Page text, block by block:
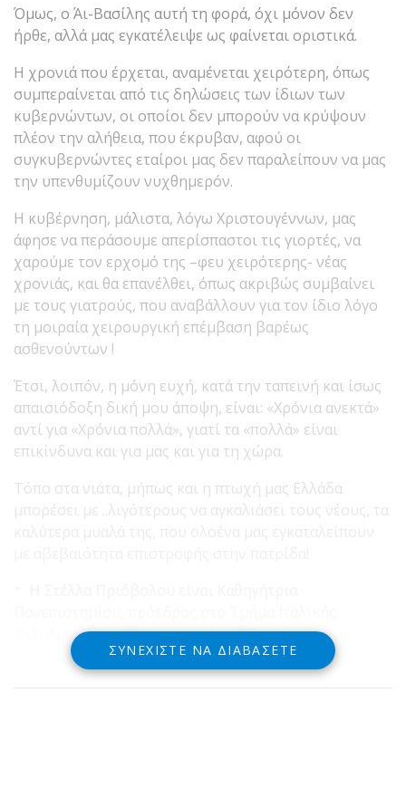
Όμως, ο Άι-Βασίλης αυτή τη φορά, όχι μόνον δεν
ήρθε, αλλά μας εγκατέλειψε ως φαίνεται οριστικά.
Η χρονιά που έρχεται, αναμένεται χειρότερη, όπως
συμπεραίνεται από τις δηλώσεις των ίδιων των
κυβερνώντων, οι οποίοι δεν μπορούν να κρύψουν
πλέον την αλήθεια, που έκρυβαν, αφού οι
συγκυβερνώντες εταίροι μας δεν παραλείπουν να μας
την υπενθυμίζουν νυχθημερόν.
Η κυβέρνηση, μάλιστα, λόγω Χριστουγέννων, μας
άφησε να περάσουμε απερίσπαστοι τις γιορτές, να
χαρούμε τον ερχομό της –φευ χειρότερης- νέας
χρονιάς, και θα επανέλθει, όπως ακριβώς συμβαίνει
με τους γιατρούς, που αναβάλλουν για τον ίδιο λόγο
τη μοιραία χειρουργική επέμβαση βαρέως
ασθενούντων !
Έτσι, λοιπόν, η μόνη ευχή, κατά την ταπεινή και ίσως
απαισιόδοξη δική μου άποψη, είναι: «Χρόνια ανεκτά»
αντί για «Χρόνια πολλά», γιατί τα «πολλά» είναι
επικίνδυνα και για μας και για τη χώρα.
Τόπο στα νιάτα, μήπως και η πτωχή μας Ελλάδα
μπορέσει με ..λιγότερους να αγκαλιάσει τους νέους, τα
Φιλολογίας του Πανεπιστημίου Αθηνών
ΣΥΝΕΧΊΣΤΕ ΝΑ ΔΙΑΒΆΣΕΤΕ